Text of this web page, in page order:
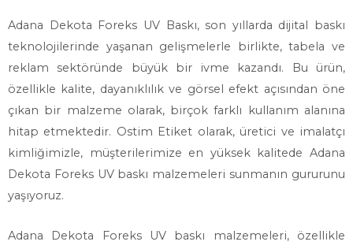
Adana Dekota Foreks UV Baskı, son yıllarda dijital baskı
teknolojilerinde yaşanan gelişmelerle birlikte, tabela ve
reklam sektöründe büyük bir ivme kazandı. Bu ürün,
özellikle kalite, dayanıklılık ve görsel efekt açısından öne
çıkan bir malzeme olarak, birçok farklı kullanım alanına
hitap etmektedir. Ostim Etiket olarak, üretici ve imalatçı
kimliğimizle, müşterilerimize en yüksek kalitede Adana
Dekota Foreks UV baskı malzemeleri sunmanın gururunu
yaşıyoruz.
Adana Dekota Foreks UV baskı malzemeleri, özellikle